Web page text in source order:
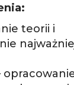
teorii i